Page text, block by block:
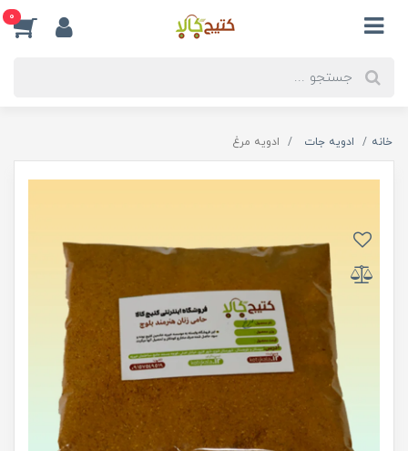
0
خانه ادویه جات ادویه مرغ